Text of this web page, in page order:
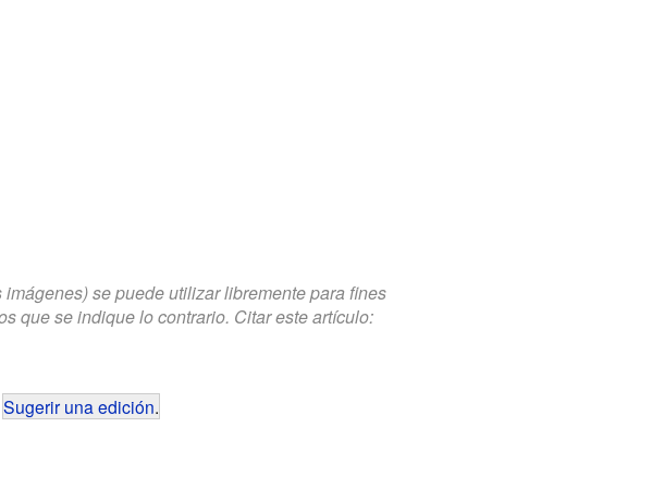
se puede utilizar libremente para fines
que se indique lo contrario. Citar este artículo:
Sugerir una edición.